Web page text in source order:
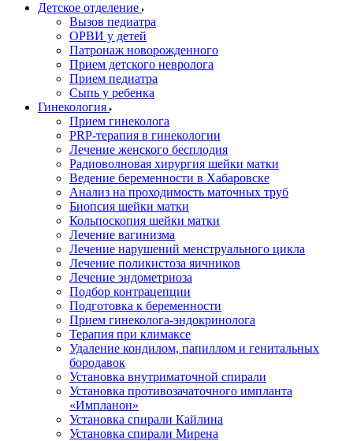
Детское отделение
Вызов педиатра
ОРВИ у детей
Патронаж новорожденного
Прием детского невролога
Прием педиатра
Сыпь у ребенка
Гинекология
Прием гинеколога
PRP-терапия в гинекологии
Лечение женского бесплодия
Радиоволновая хирургия шейки матки
Ведение беременности в Хабаровске
Анализ на проходимость маточных труб
Биопсия шейки матки
Кольпоскопия шейки матки
Лечение вагинизма
Лечение нарушений менструального цикла
Лечение поликистоза яичников
Лечение эндометриоза
Подбор контрацепции
Подготовка к беременности
Прием гинеколога-эндокринолога
Терапия при климаксе
Удаление кондилом, папиллом и генитальных
бородавок
Установка внутриматочной спирали
Установка противозачаточного импланта
«Импланон»
Установка спирали Кайлина
Установка спирали Мирена